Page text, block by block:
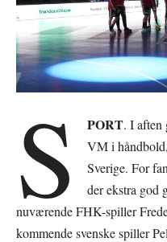
S PORT. I aften
VM i
Sverige. For
der ekstra god
nuværende FHK-spiller
kommende svenske spiller